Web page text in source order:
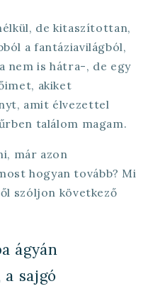
de kitaszítottan,
a fantáziavilágból,
nem is hátra-, de egy
akiket
amit élvezettel
találom magam.
már azon
hogyan tovább? Mi
szóljon következő
ágyán
sajgó